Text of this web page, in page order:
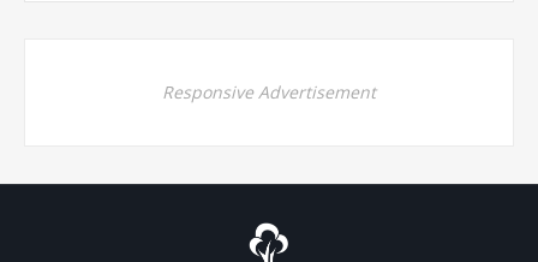
Responsive Advertisement